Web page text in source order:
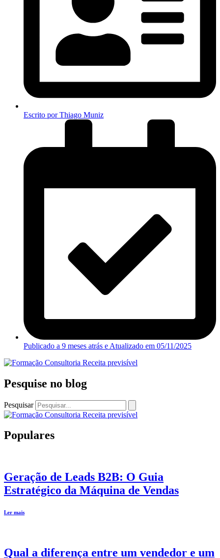
Escrito porThiago Muniz
Publicado a 9 meses atrás e Atualizado em 05/11/2025
Pesquise no blog
Pesquisar
Populares
Geração de Leads B2B: O Guia
Estratégico da Máquina de Vendas
Ler mais
Qual a diferença entre um vendedor e um